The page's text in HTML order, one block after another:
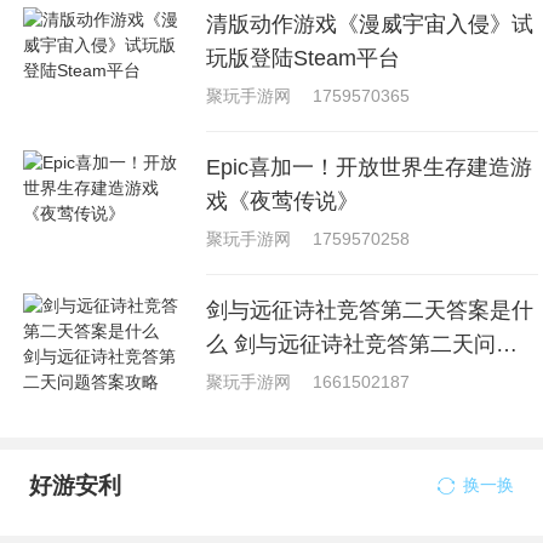
清版动作游戏《漫威宇宙入侵》试
玩版登陆Steam平台
聚玩手游网 1759570365
Epic喜加一！开放世界生存建造游
戏《夜莺传说》
聚玩手游网 1759570258
剑与远征诗社竞答第二天答案是什
么 剑与远征诗社竞答第二天问题
答案攻略
聚玩手游网 1661502187
好游安利 换一换